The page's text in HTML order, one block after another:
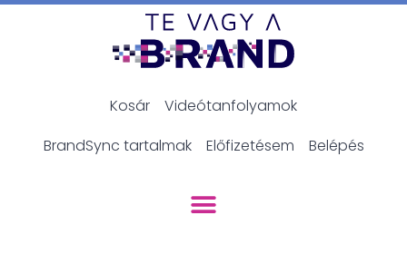
Kosár
Videótanfolyamok
BrandSync tartalmak
Előfizetésem Belépés